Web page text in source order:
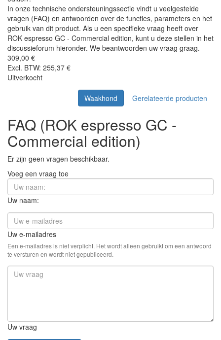
In onze technische ondersteuningssectie vindt u veelgestelde
vragen (FAQ) en antwoorden over de functies, parameters en het
gebruik van dit product. Als u een specifieke vraag heeft over
ROK espresso GC - Commercial edition, kunt u deze stellen in het
discussieforum hieronder. We beantwoorden uw vraag graag.
309,00 €
Excl. BTW: 255,37 €
Uitverkocht
Waakhond Gerelateerde producten
FAQ (ROK espresso GC -
Commercial edition)
Er zijn geen vragen beschikbaar.
Voeg een vraag toe
Uw naam:
Uw e-mailadres
Een e-mailadres is niet verplicht. Het wordt alleen gebruikt om een antwoord
te versturen en wordt niet gepubliceerd.
Uw vraag